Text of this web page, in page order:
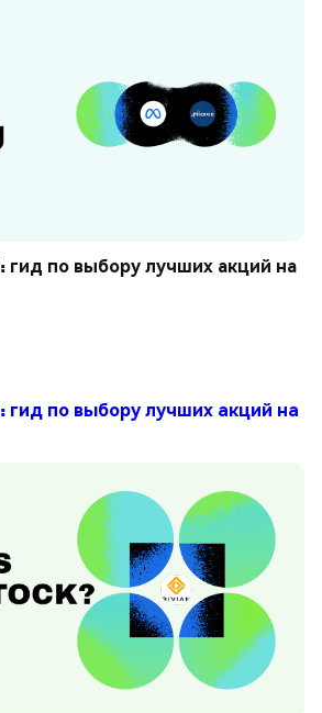
гид по выбору лучших акций на
гид по выбору лучших акций на